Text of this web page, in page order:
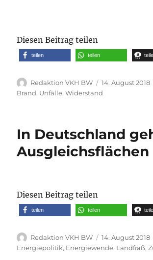
Diesen Beitrag teilen
teilen teilen
Autor
Redaktion VKH BW
Veröffentlicht
am
14. August 2018
Brand, Unfälle,Widerstand
In Deutschland
Ausgleichsflächen
Diesen Beitrag teilen
teilen teilen
Autor
Redaktion VKH BW
Veröffentlicht
am
14. August 2018
Energiepolitik, Energiewende, Landfraß,